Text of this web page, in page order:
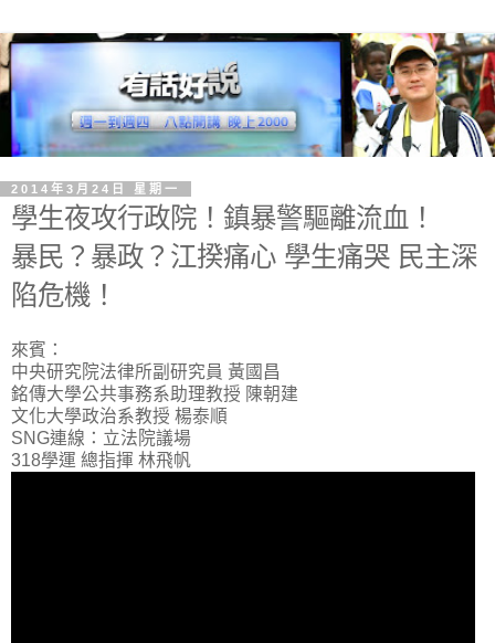
2014年3月24日 星期一
學生夜攻行政院！鎮暴警驅離流血！
暴民？暴政？江揆痛心 學生痛哭 民主深
陷危機！
來賓：
中央研究院法律所副研究員 黃國昌
銘傳大學公共事務系助理教授 陳朝建
文化大學政治系教授 楊泰順
SNG連線：立法院議場
318學運 總指揮 林飛帆